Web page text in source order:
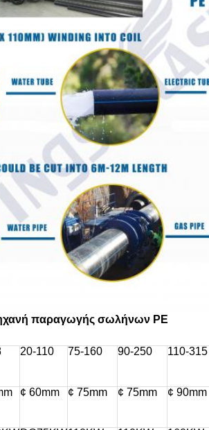
παραγωγής σωλήνων PE
20-110 75-160 90-250 110-315
¢ 60mm ¢ 75mm ¢ 75mm ¢ 90mm